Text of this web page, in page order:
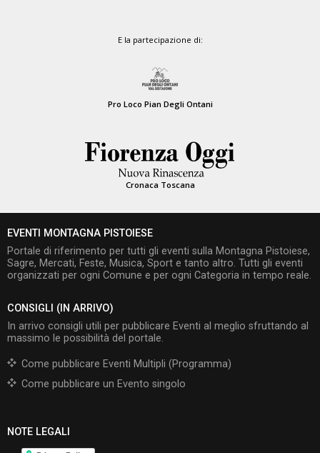
E la partecipazione di:
Pro Loco Pian Degli Ontani
Cronaca Toscana
EVENTI MONTAGNA PISTOIESE
Portale di riferimento per tutti gli eventi sulla Montagna Pistoiese,
Sagre, Mercati, Feste, Musica, Sport e tanto altro. Tutti gli eventi
organizzati per ogni Comune e per ogni Categoria in tempo reale.
CONSIGLI (IN ARRIVO)
In arrivo consigli utili per pubblicare Eventi al meglio sfruttando al
massimo le possibilità del portale.
Come pubblicare Eventi Multipli (Programma)
Come pubblicare un Evento singolo
NOTE LEGALI